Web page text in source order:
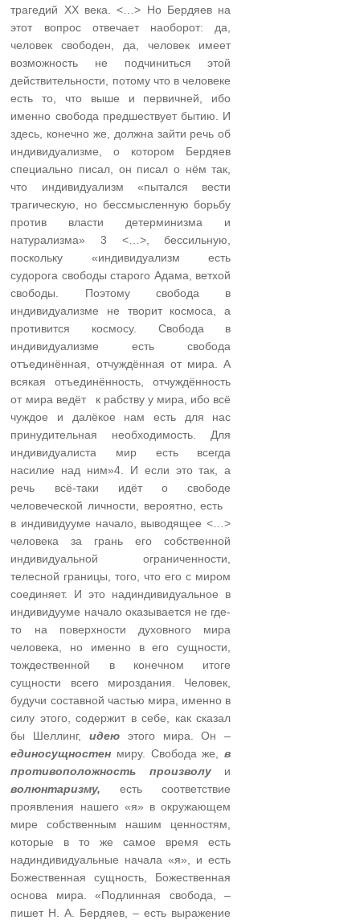
трагедий XX века. <…> Но Бердяев на
этот вопрос отвечает наоборот: да,
человек свободен, да, человек имеет
возможность не подчиниться этой
действительности, потому что в человеке
есть то, что выше и первичней, ибо
именно свобода предшествует бытию. И
здесь, конечно же, должна зайти речь об
индивидуализме, о котором Бердяев
специально писал, он писал о нём так,
что индивидуализм «пытался вести
трагическую, но бессмысленную борьбу
против власти детерминизма и
натурализма» 3 <…>, бессильную,
поскольку «индивидуализм есть
судорога свободы старого Адама, ветхой
свободы. Поэтому свобода в
индивидуализме не творит космоса, а
противится космосу. Свобода в
индивидуализме есть свобода
отъединённая, отчуждённая от мира. А
всякая отъединённость, отчуждённость
от мира ведёт к рабству у мира, ибо всё
чуждое и далёкое нам есть для нас
принудительная необходимость. Для
индивидуалиста мир есть всегда
насилие над ним»4. И если это так, а
речь всё-таки идёт о свободе
человеческой личности, вероятно, есть
в индивидууме начало, выводящее <…>
человека за грань его собственной
индивидуальной ограниченности,
телесной границы, того, что его с миром
соединяет. И это надиндивидуальное в
индивидууме начало оказывается не где-
то на поверхности духовного мира
человека, но именно в его сущности,
тождественной в конечном итоге
сущности всего мироздания. Человек,
будучи составной частью мира, именно в
силу этого, содержит в себе, как сказал
бы Шеллинг,идею этого мира. Он –
единосущностен миру. Свобода же,в
противоположность произволу и
волюнтаризму,есть соответствие
проявления нашего «я» в окружающем
мире собственным нашим ценностям,
которые в то же самое время есть
надиндивидуальные начала «я», и есть
Божественная сущность, Божественная
основа мира. «Подлинная свобода, –
пишет Н. А. Бердяев, – есть выражение